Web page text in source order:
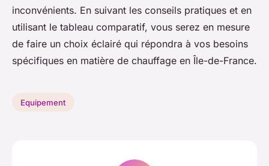
inconvénients. En suivant les conseils pratiques et en
utilisant le tableau comparatif, vous serez en mesure
de faire un choix éclairé qui répondra à vos besoins
spécifiques en matière de chauffage en Île-de-France.
Equipement